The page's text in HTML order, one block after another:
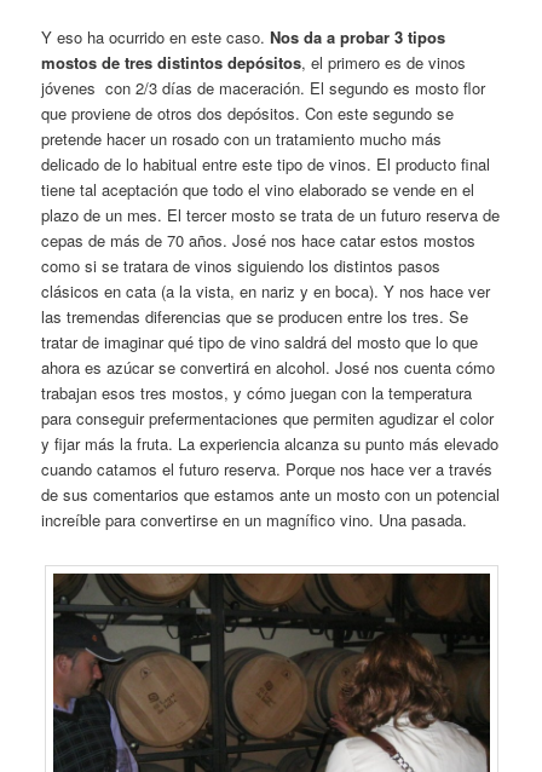
Y eso ha ocurrido en este caso.Nos da a probar 3 tipos
mostos de tres distintos depósitos, el primero es de vinos
jóvenes con 2/3 días de maceración. El segundo es mosto flor
que proviene de otros dos depósitos. Con este segundo se
pretende hacer un rosado con un tratamiento mucho más
delicado de lo habitual entre este tipo de vinos. El producto final
tiene tal aceptación que todo el vino elaborado se vende en el
plazo de un mes. El tercer mosto se trata de un futuro reserva de
cepas de más de 70 años. José nos hace catar estos mostos
como si se tratara de vinos siguiendo los distintos pasos
clásicos en cata (a la vista, en nariz y en boca). Y nos hace ver
las tremendas diferencias que se producen entre los tres. Se
tratar de imaginar qué tipo de vino saldrá del mosto que lo que
ahora es azúcar se convertirá en alcohol. José nos cuenta cómo
trabajan esos tres mostos, y cómo juegan con la temperatura
para conseguir prefermentaciones que permiten agudizar el color
y fijar más la fruta. La experiencia alcanza su punto más elevado
cuando catamos el futuro reserva. Porque nos hace ver a través
de sus comentarios que estamos ante un mosto con un potencial
increíble para convertirse en un magnífico vino. Una pasada.